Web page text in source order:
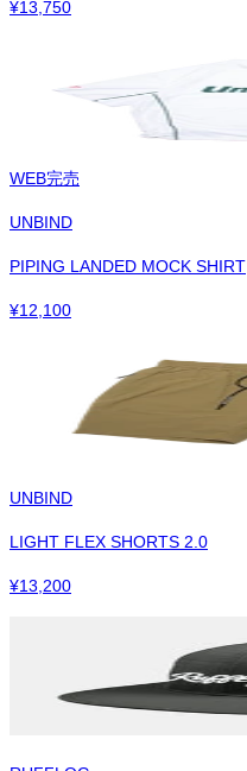
¥13,750
WEB完売
UNBIND
PIPING LANDED MOCK SHIRT
¥12,100
UNBIND
LIGHT FLEX SHORTS 2.0
¥13,200